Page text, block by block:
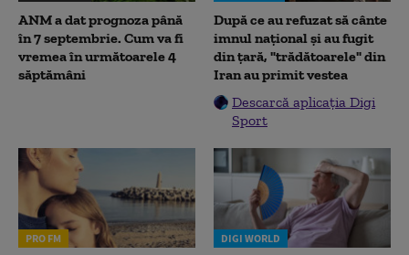
ANM a dat prognoza până
în 7 septembrie. Cum va fi
vremea în următoarele 4
săptămâni
După ce au refuzat să cânte
imnul naţional şi au fugit
din ţară, "trădătoarele" din
Iran au primit vestea
Descarcă aplicația Digi
Sport
PRO FM DIGI WORLD